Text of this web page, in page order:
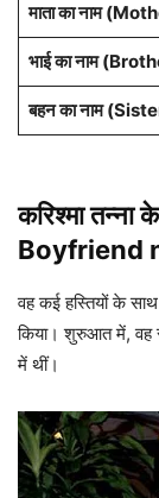
माता का नाम
भाई का नाम
बहन का नाम
करिश्मातन्ना
Boyfriend
वह कई हस्तियों के
किया। शुरुआत में, वह
में थीं।